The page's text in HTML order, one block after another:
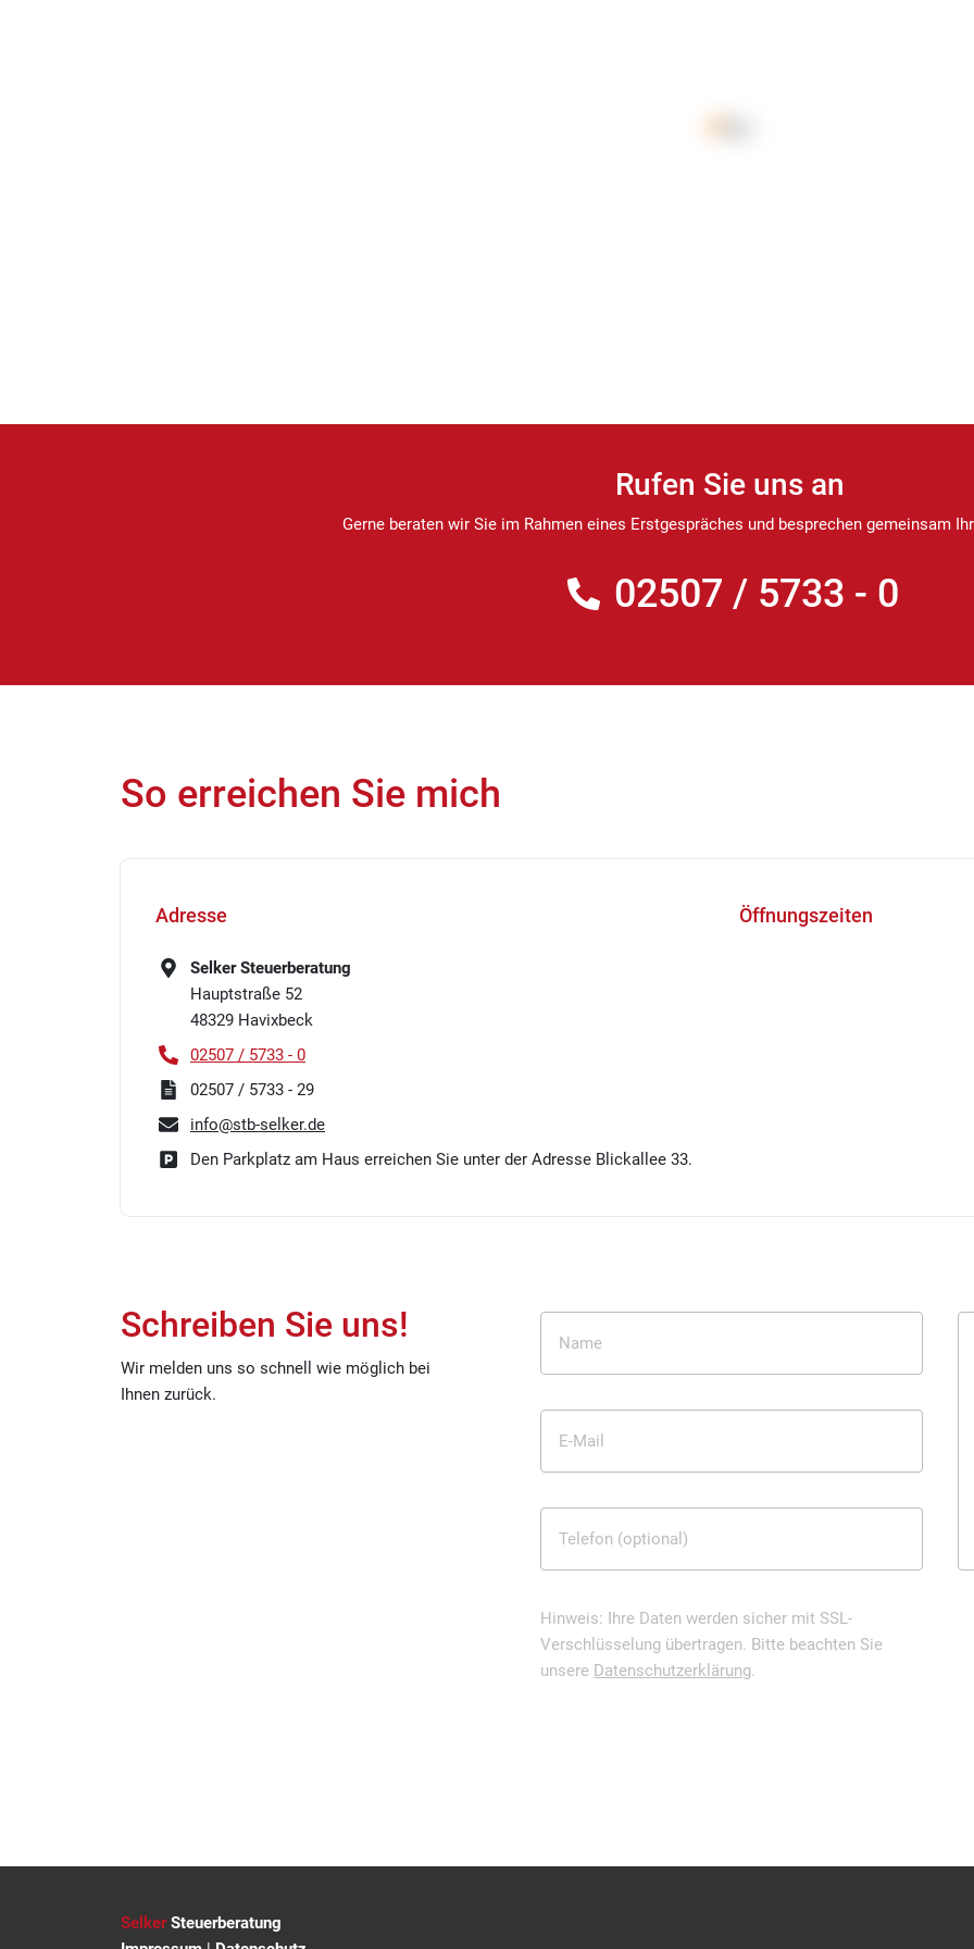
Rufen Sie uns an
Gerne beraten wir Sie im Rahmen eines Erstgespräches und besprechen gemeinsam
02507 / 5733 - 0
So erreichen Sie mich
Adresse
Selker Steuerberatung
Hauptstraße 52
48329 Havixbeck
02507 / 5733 - 0
02507 / 5733 - 29
info@stb-selker.de
Den Parkplatz am Haus erreichen Sie unter der Adresse Blickallee 33.
Öffnungszeiten
Schreiben Sie uns!
Wir melden uns so schnell wie möglich bei
Ihnen zurück.
Name
E-Mail
Telefon (optional)
Hinweis: Ihre Daten werden sicher mit SSL-
Verschlüsselung übertragen. Bitte beachten Sie
unsere Datenschutzerklärung.
SelkerSteuerberatung